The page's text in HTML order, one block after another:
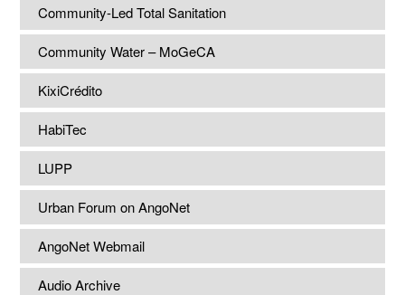
Community-Led Total Sanitation
Community Water – MoGeCA
KixiCrédito
HabiTec
LUPP
Urban Forum on AngoNet
AngoNet Webmail
Audio Archive